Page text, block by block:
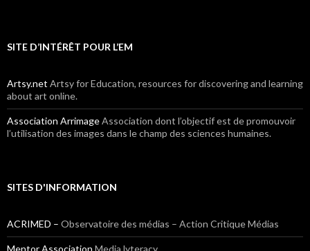
SITE D’INTÉRÊT POUR L’EM
Artsy.net Artsy for Education, resources for discovering and learning
about art online.
Association ArrimageAssociation dont l’objectif est de promouvoir
l’utilisation des images dans le champ des sciences humaines.
SITES D'INFORMATION
ACRIMED – Observatoire des médias – Action Critique Médias
Mentor Association Media lyteracy